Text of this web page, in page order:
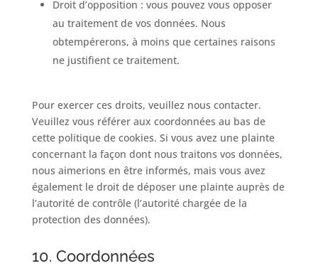
Droit d’opposition : vous pouvez vous opposer
au traitement de vos données. Nous
obtempérerons, à moins que certaines raisons
ne justifient ce traitement.
Pour exercer ces droits, veuillez nous contacter.
Veuillez vous référer aux coordonnées au bas de
cette politique de cookies. Si vous avez une plainte
concernant la façon dont nous traitons vos données,
nous aimerions en être informés, mais vous avez
également le droit de déposer une plainte auprès de
l’autorité de contrôle (l’autorité chargée de la
protection des données).
10. Coordonnées